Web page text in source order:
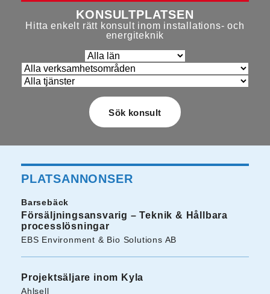
KONSULTPLATSEN
Hitta enkelt rätt konsult inom installations- och
energiteknik
PLATSANNONSER
Barsebäck
Försäljningsansvarig – Teknik & Hållbara
processlösningar
EBS Environment & Bio Solutions AB
Projektsäljare inom Kyla
Ahlsell